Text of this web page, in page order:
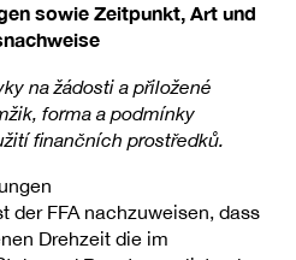
sowie Zeitpunkt, Art und
na žádosti a přiložené
forma a podmínky
finančních prostředků.
der FFA nachzuweisen, dass
Drehzeit die im